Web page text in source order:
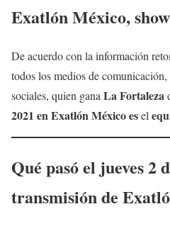
ExatlónMéxico,
De acuerdo con la información
todos los medios de
sociales, quien gana La Fortaleza
2021 en Exatlón Méxicoesel
Qué pasó el jueves 2
transmisión de